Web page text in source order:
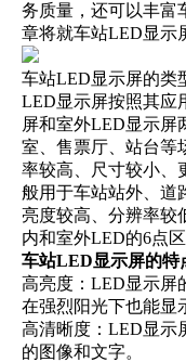
务质量，还可以丰富
章将就车站LED显示
车站LED显示屏的类
LED显示屏按照其应
屏和室外LED显示屏
室、售票厅、站台等
率较高、尺寸较小、
般用于车站站外、道
亮度较高、分辨率较
内和室外LED的6点
车站LED显示屏的特
高亮度：LED显示屏
在强烈阳光下也能显
高清晰度： LED显示
的图像和文字。